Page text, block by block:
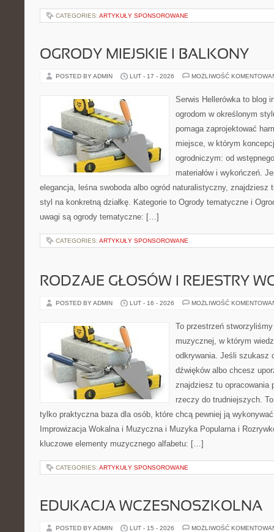
CATEGORIES: ARTYKUŁY SPONSOROWANE
OGRODY MIEJSKIE I BALKONY
POSTED BY ADMIN LUT - 17 - 2026 MOŻLIWOŚĆ
Serwis Hellerówka to blog
ogrodom w określonym
pomaga zaprojektować
miejsce, w którym
ogrodniczym: od
materiałów i wykończeń.
elegancja, leśna swoboda albo ogród naturalistyczny, znajdziesz
styl na konkretną działkę. Kategorie to Ogrody tematyczne i
uwagi są ogrody tematyczne: […]
CATEGORIES: ARTYKUŁY SPONSOROWANE
RODZAJE GŁOSÓW I REJESTRY
POSTED BY ADMIN LUT - 16 - 2026 MOŻLIWOŚĆ
To przestrzeń
muzycznej, w którym
odkrywania. Jeśli szukasz
dźwięków albo chcesz
znajdziesz tu opracowania
rzeczy do trudniejszych.
tylko praktyczna baza dla osób, które chcą pewniej ją
Improwizacja Wokalna i Muzyczna i Muzyka Popularna i
kluczowe elementy muzycznego alfabetu: […]
CATEGORIES: ARTYKUŁY SPONSOROWANE
EDUKACJA WCZESNOSZKOLNA
POSTED BY ADMIN LUT - 15 - 2026 MOŻLIWOŚĆ